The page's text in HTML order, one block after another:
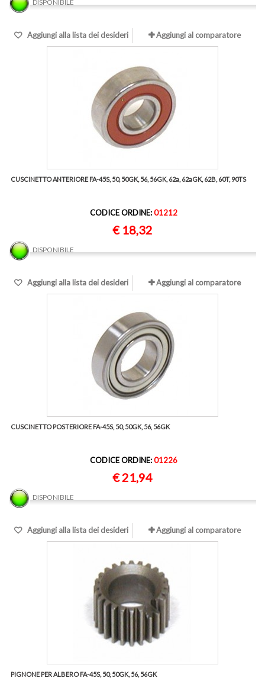
DISPONIBILE
Aggiungi alla lista dei desideri Aggiungi al comparatore
CUSCINETTO ANTERIORE FA-45S, 50, 50GK, 56, 56GK, 62a, 62aGK, 62B, 60T, 90TS
CODICE ORDINE:01212
€ 18,32
DISPONIBILE
Aggiungi alla lista dei desideri Aggiungi al comparatore
CUSCINETTO POSTERIORE FA-45S, 50, 50GK, 56, 56GK
CODICE ORDINE:01226
€ 21,94
DISPONIBILE
Aggiungi alla lista dei desideri Aggiungi al comparatore
PIGNONE PER ALBERO FA-45S, 50, 50GK, 56, 56GK